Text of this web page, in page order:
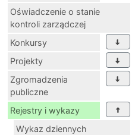
Oświadczenie o stanie
kontroli zarządczej
Konkursy
Projekty
Zgromadzenia
publiczne
Rejestry i wykazy
Wykaz dziennych